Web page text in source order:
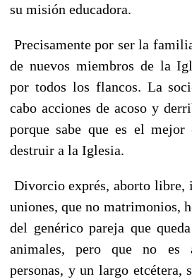
su misión educadora.
Precisamente por ser la
de nuevos miembros de la
por todos los flancos. La
cabo acciones de acoso y
porque sabe que es el mejor
destruir a la Iglesia.
Divorcio exprés, aborto libre,
uniones, que no matrimonios,
del genérico pareja que
animales, pero que no es
personas, y un largo etcétera,